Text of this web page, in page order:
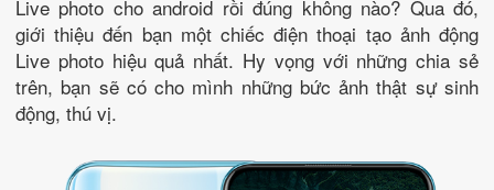
Live photo cho android rồi đúng không nào? Qua đó,
giới thiệu đến bạn một chiếc điện thoại tạo ảnh động
Live photo hiệu quả nhất. Hy vọng với những chia sẻ
trên, bạn sẽ có cho mình những bức ảnh thật sự sinh
động, thú vị.